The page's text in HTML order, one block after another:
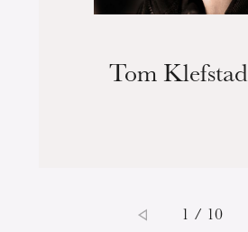
1 / 10
Tom Klefstad